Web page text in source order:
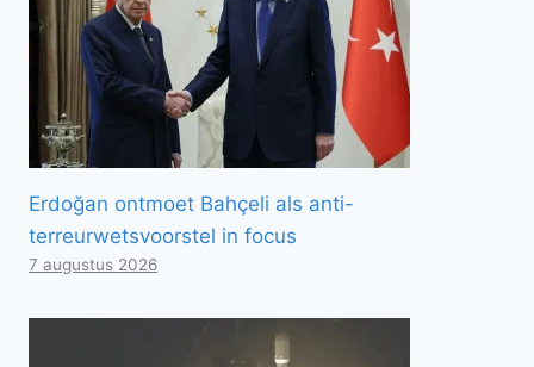
Erdoğan ontmoet Bahçeli als anti-
terreurwetsvoorstel in focus
7 augustus 2026